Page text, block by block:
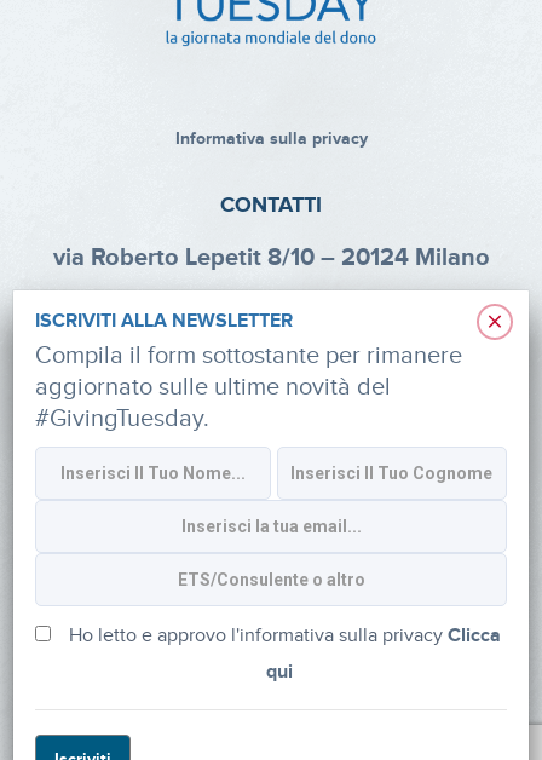
Informativa sulla privacy
CONTATTI
via Roberto Lepetit 8/10 – 20124 Milano
Tel: +39 02 47924880
CF: 91374340379
SOCIAL
×
ISCRIVITI ALLA NEWSLETTER
Compila il form sottostante per rimanere
aggiornato sulle ultime novità del
#GivingTuesday.
Ho letto e approvo l'informativa sulla privacyClicca
qui
Powered by